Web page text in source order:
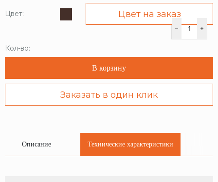
Цвет: Цвет на заказ
Кол-во:
В корзину
Заказать в один клик
Описание Технические характеристики